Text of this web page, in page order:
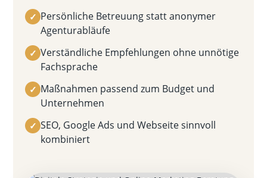
✓ Persönliche Betreuung statt anonymer
Agenturabläufe
✓ Verständliche Empfehlungen ohne unnötige
Fachsprache
✓ Maßnahmen passend zum Budget und
Unternehmen
✓ SEO, Google Ads und Webseite sinnvoll
kombiniert